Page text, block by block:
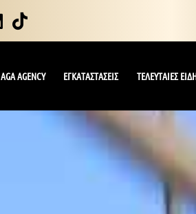
AGA AGENCY ΕΓΚΑΤΑΣΤΑΣΕΙΣ ΤΕΛΕΥΤΑΙΕΣ